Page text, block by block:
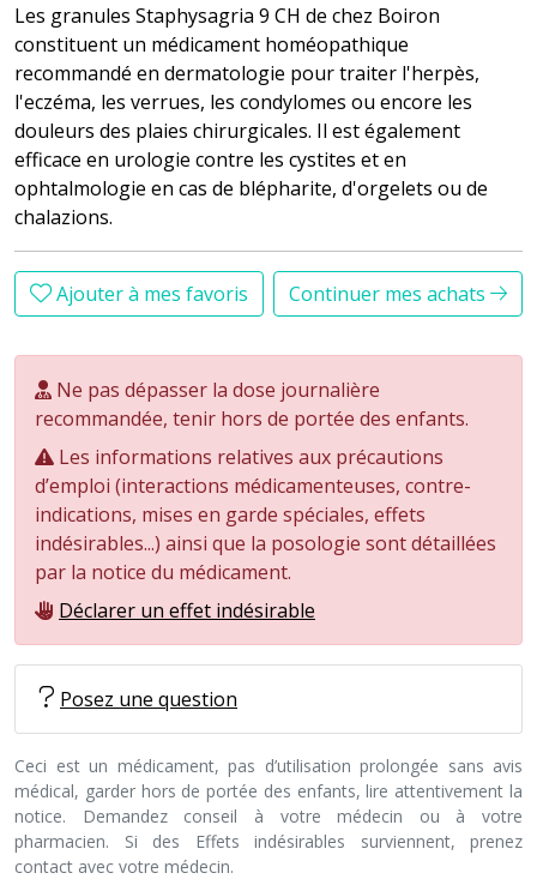
Les granules Staphysagria 9 CH de chez Boiron
constituent un médicament homéopathique
recommandé en dermatologie pour traiter l'herpès,
l'eczéma, les verrues, les condylomes ou encore les
douleurs des plaies chirurgicales. Il est également
efficace en urologie contre les cystites et en
ophtalmologie en cas de blépharite, d'orgelets ou de
chalazions.
Ajouter à mes favoris Continuer mes achats
Ne pas dépasser la dose journalière
recommandée, tenir hors de portée des enfants.
Les informations relatives aux précautions
d’emploi (interactions médicamenteuses, contre-
indications, mises en garde spéciales, effets
indésirables...) ainsi que la posologie sont détaillées
par la notice du médicament.
Déclarer un effet indésirable
Posez une question
Ceci est un médicament, pas d’utilisation prolongée sans avis
médical, garder hors de portée des enfants, lire attentivement la
notice. Demandez conseil à votre médecin ou à votre
pharmacien. Si des Effets indésirables surviennent, prenez
contact avec votre médecin.